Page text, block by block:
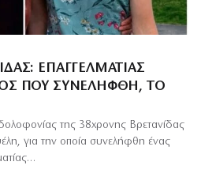
ΕΠΑΓΓΕΛΜΑΤΊΑΣ
ΠΟΥ ΣΥΝΕΛΉΦΘΗ, ΤΟ
της 38χρονης Βρετανίδας
για την οποία συνελήφθη ένας